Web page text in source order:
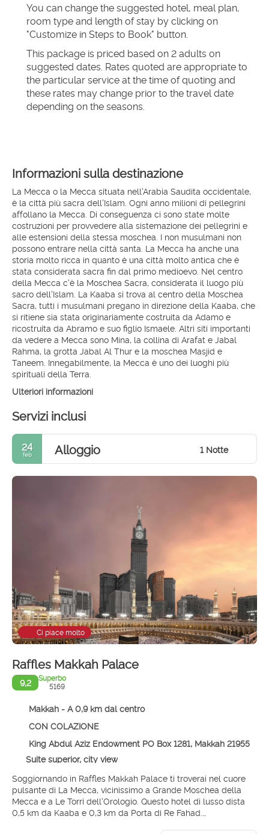
You can change the suggested hotel, meal plan,
room type and length of stay by clicking on
"Customize in Steps to Book" button.
This package is priced based on 2 adults on
suggested dates. Rates quoted are appropriate to
the particular service at the time of quoting and
these rates may change prior to the travel date
depending on the seasons.
Informazioni sulla destinazione
La Mecca o la Mecca situata nell'Arabia Saudita occidentale,
è la città più sacra dell'Islam. Ogni anno milioni di pellegrini
affollano la Mecca. Di conseguenza ci sono state molte
costruzioni per provvedere alla sistemazione dei pellegrini e
alle estensioni della stessa moschea. I non musulmani non
possono entrare nella città santa. La Mecca ha anche una
storia molto ricca in quanto è una città molto antica che è
stata considerata sacra fin dal primo medioevo. Nel centro
della Mecca c'è la Moschea Sacra, considerata il luogo più
sacro dell'Islam. La Kaaba si trova al centro della Moschea
Sacra, tutti i musulmani pregano in direzione della Kaaba, che
si ritiene sia stata originariamente costruita da Adamo e
ricostruita da Abramo e suo figlio Ismaele. Altri siti importanti
da vedere a Mecca sono Mina, la collina di Arafat e Jabal
Rahma, la grotta Jabal Al Thur e la moschea Masjid e
Taneem. Innegabilmente, la Mecca è uno dei luoghi più
spirituali della Terra.
Ulteriori informazioni
Servizi inclusi
24
feb Alloggio 1 Notte
Ci piace molto
Raffles Makkah Palace
9,2
Superbo
5169
Makkah - A 0,9 km dal centro
CON COLAZIONE
King Abdul Aziz Endowment PO Box 1281, Makkah 21955
Suite superior, city view
Soggiornando in Raffles Makkah Palace ti troverai nel cuore
pulsante di La Mecca, vicinissimo a Grande Moschea della
Mecca e a Le Torri dell'Orologio. Questo hotel di lusso dista
0,5 km da Kaaba e 0,3 km da Porta di Re Fahad.